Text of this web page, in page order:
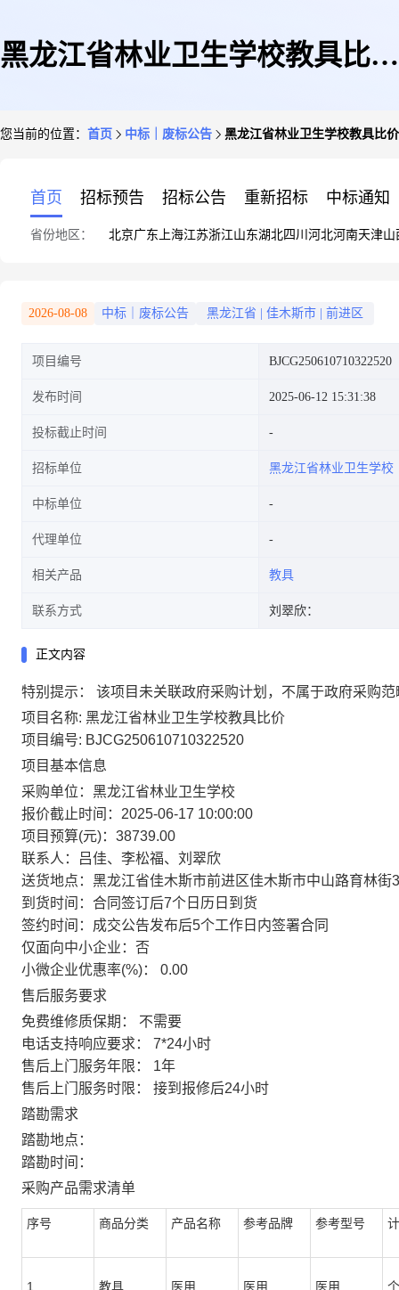
黑龙江省林业卫生学校教具比价
您当前的位置： 首页 中标｜废标公告 黑龙江省林业卫生学校教具比
首页 招标预告 招标公告 重新招标 中标通知
省份地区： 北京广东 上海江苏浙江山东湖北四川 河北河南天津山
2026-08-08 中标｜废标公告 黑龙江省 佳木斯市 前进区
项目编号 BJCG250610710322520
发布时间 2025-06-12 15:31:38
投标截止时间
招标单位 黑龙江省林业卫生学校
中标单位
代理单位
相关产品 教具
联系方式 刘翠欣：
正文内容
特别提示：
该项目未关联政府采购计划，不属于政府采购
项目名称: 黑龙江省林业卫生学校教具比价
项目编号: BJCG250610710322520
项目基本信息
采购单位： 黑龙江省林业卫生学校
报价截止时间： 2025-06-17 10:00:00
项目预算(元)： 38739.00
联系人：
吕佳、李松福、刘翠欣
送货地点： 黑龙江省佳木斯市前进区佳木斯市中山路育林街
到货时间： 合同签订后7个日历日到货
签约时间： 成交公告发布后5个工作日内签署合同
仅面向中小企业： 否
小微企业优惠率(%)：
0.00
售后服务要求
免费维修质保期：
不需要
电话支持响应要求：
7*24小时
售后上门服务年限：
1年
售后上门服务时限：
接到报修后24小时
踏勘需求
踏勘地点：
踏勘时间：
采购产品需求清单
序号 商品分类 产品名称 参考品牌 参考型号
1 教具 医用 医用 医用 个